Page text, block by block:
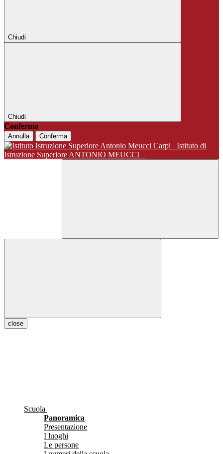
Chiudi
Chiudi
Conferma
Annulla Conferma
Istituto di
Istruzione Superiore ANTONIO MEUCCI
close
Scuola
Panoramica
Presentazione
I luoghi
Le persone